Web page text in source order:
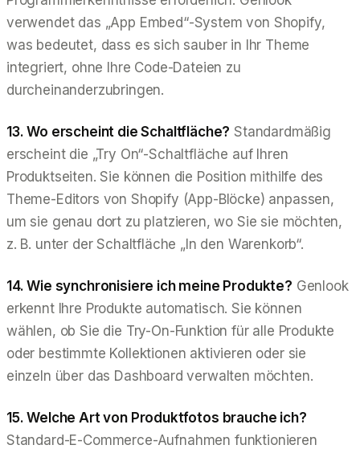
verwendet das „App Embed“-System von Shopify,
was bedeutet, dass es sich sauber in Ihr Theme
integriert, ohne Ihre Code-Dateien zu
durcheinanderzubringen.
13. Wo erscheint die Schaltfläche? Standardmäßig
erscheint die „Try On“-Schaltfläche auf Ihren
Produktseiten. Sie können die Position mithilfe des
Theme-Editors von Shopify (App-Blöcke) anpassen,
um sie genau dort zu platzieren, wo Sie sie möchten,
z. B. unter der Schaltfläche „In den Warenkorb“.
14. Wie synchronisiere ich meine Produkte? Genlook
erkennt Ihre Produkte automatisch. Sie können
wählen, ob Sie die Try-On-Funktion für alle Produkte
oder bestimmte Kollektionen aktivieren oder sie
einzeln über das Dashboard verwalten möchten.
15. Welche Art von Produktfotos brauche ich?
Standard-E-Commerce-Aufnahmen funktionieren